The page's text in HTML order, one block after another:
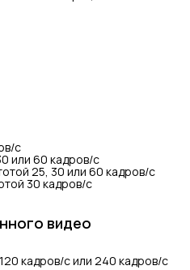
с
или 60 кадров/ с
25, 30 или 60 кадров/ с
30 кадров/ с
видео
кадров/ с или 240 кадров/ с